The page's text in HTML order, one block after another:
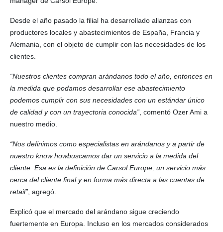
Desde el año pasado la filial ha desarrollado alianzas con
productores locales y abastecimientos de España, Francia y
Alemania, con el objeto de cumplir con las necesidades de los
clientes.
“Nuestros clientes compran arándanos todo el año, entonces en
la medida que podamos desarrollar ese abastecimiento
podemos cumplir con sus necesidades con un estándar único
de calidad y con un trayectoria conocida” , comentó Ozer Ami a
nuestro medio.
“Nos definimos como especialistas en arándanos y a partir de
nuestro know howbuscamos dar un servicio a la medida del
cliente. Esa es la definición de Carsol Europe, un servicio más
cerca del cliente final y en forma más directa a las cuentas de
retail” , agregó.
Explicó que el mercado del arándano sigue creciendo
fuertemente en Europa. Incluso en los mercados considerados